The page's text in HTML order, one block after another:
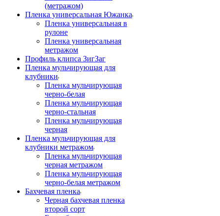
(метражом)
Пленка универсальная Южанка
Пленка универсальная в
рулоне
Пленка универсальная
метражом
Профиль клипса ЗигЗаг
Пленка мульчирующая для
клубники
Пленка мульчирующая
черно-белая
Пленка мульчирующая
черно-стальная
Пленка мульчирующая
черная
Пленка мульчирующая для
клубники метражом
Пленка мульчирующая
черная метражом
Пленка мульчирующая
черно-белая метражом
Бахчевая пленка
Черная бахчевая пленка
второй сорт